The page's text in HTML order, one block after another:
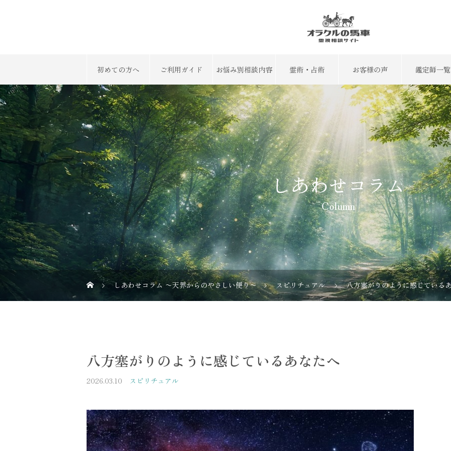
初めての方へ ご利用ガイド お悩み別相談内容 霊術・占術 お客様の声 鑑定師一覧
しあわせコラム
Column
しあわせコラム 〜天界からのやさしい便り〜 スピリチュアル 八方塞がりのように感じている
八方塞がりのように感じているあなたへ
2026.03.10 スピリチュアル